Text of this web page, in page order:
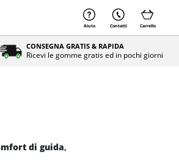
Aiuto Contatti Carrello
CONSEGNA GRATIS & RAPIDA
Ricevi le gomme gratis ed in pochi giorni
di guida,